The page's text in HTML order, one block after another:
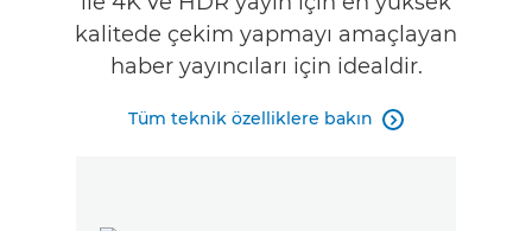
kalitede çekim yapmayı amaçlayan
haber yayıncıları için idealdir.
Tüm teknik özelliklere bakın 